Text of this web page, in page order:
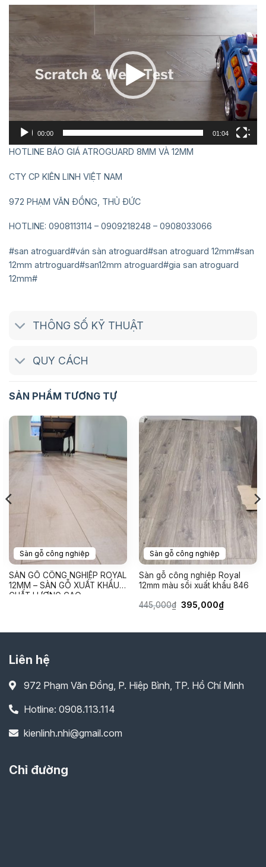
Trình
Video
00:00 01:04
HOTLINE BÁO GIÁ ATROGUARD 8MM VÀ 12MM
CTY CP KIÊN LINH VIỆT NAM
972 PHẠM VĂN ĐỒNG, THỦ ĐỨC
HOTLINE: 0908113114 – 0909218248 – 0908033066
#san atroguard#ván sàn atroguard#san atroguard 12mm#san
12mm atrtroguard#san12mm atroguard#gia san atroguard
12mm#
THÔNG SỐ KỸ THUẬT
QUY CÁCH
SẢN PHẨM TƯƠNG TỰ
Sàn gỗ công nghiệp
SÀN GỖ CÔNG NGHIỆP ROYAL
12MM – SÀN GỖ XUẤT KHẨU
CHẤT LƯỢNG CAO
Sàn gỗ công nghiệp
Sàn gỗ công nghiệp Royal
12mm màu sồi xuất khẩu 846
445,000₫ Giá
395,000₫Giá
hiện
395,000₫.
Liên hệ
972 Phạm Văn Đồng, P. Hiệp Bình, TP. Hồ Chí Minh
Hotline: 0908.113.114
kienlinh.nhi@gmail.com
Chỉ đường